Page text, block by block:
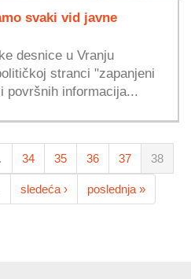
svaki vid javne
desnice u Vranju
stranci "zapanjeni
površnih informacija...
34 35 36 37 38
sledeća › poslednja »